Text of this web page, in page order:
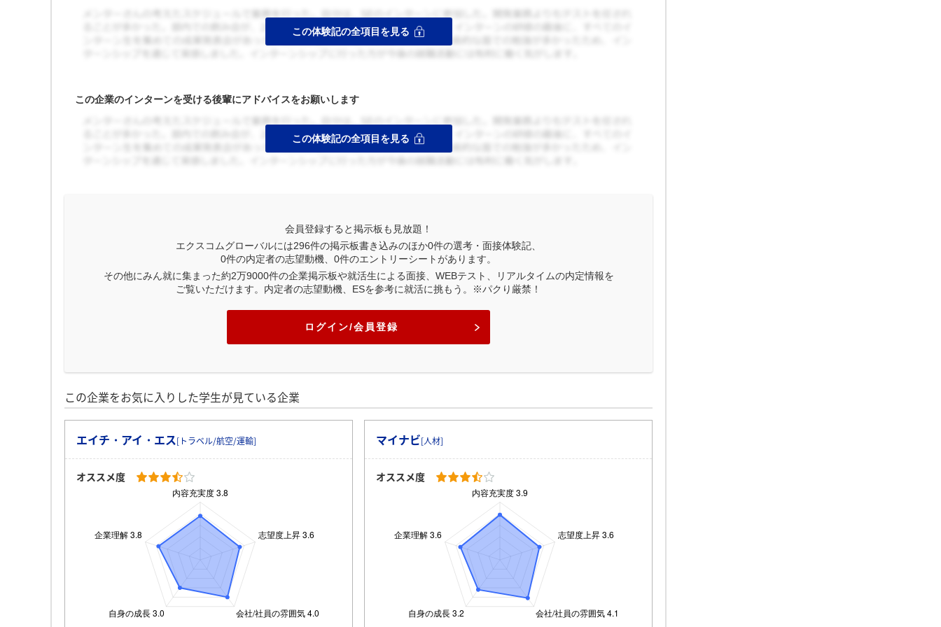
この企業のインターンを受ける後輩にアドバイスをお願いします
会員登録すると掲示板も見放題！
エクスコムグローバルには296件の掲示板書き込みのほか0件の選考・面接体験記、
0件の内定者の志望動機、 0件のエントリーシートがあります。
その他にみん就に集まった約2万9000件の企業掲示板や就活生による面接、WEBテスト、リアルタイムの内定情報を
ご覧いただけます。内定者の志望動機、ESを参考に就活に挑もう。※パクり厳禁！
ログイン/会員登録
この企業をお気に入りした学生が見ている企業
エイチ・アイ・エス[トラベル/航空/運輸]
オススメ度
マイナビ[人材]
オススメ度